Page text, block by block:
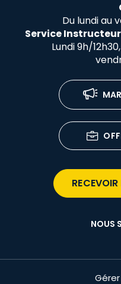
Du lundi au
Service
Lundi 9h/
NOUS